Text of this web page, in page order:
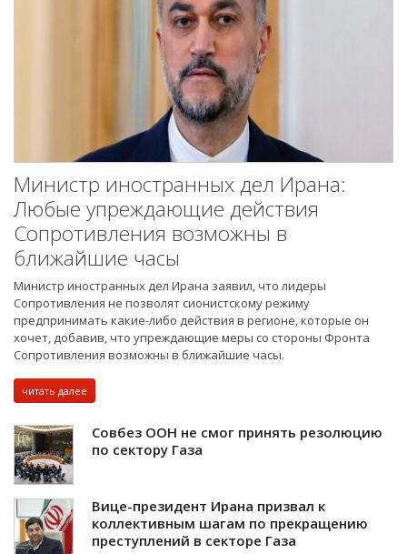
Министр иностранных дел Ирана:
Любые упреждающие действия
Сопротивления возможны в
ближайшие часы
Министр иностранных дел Ирана заявил, что лидеры
Сопротивления не позволят сионистскому режиму
предпринимать какие-либо действия в регионе, которые он
хочет, добавив, что упреждающие меры со стороны Фронта
Сопротивления возможны в ближайшие часы.
читать далее
Совбез ООН не смог принять резолюцию
по сектору Газа
Вице-президент Ирана призвал к
коллективным шагам по прекращению
преступлений в секторе Газа